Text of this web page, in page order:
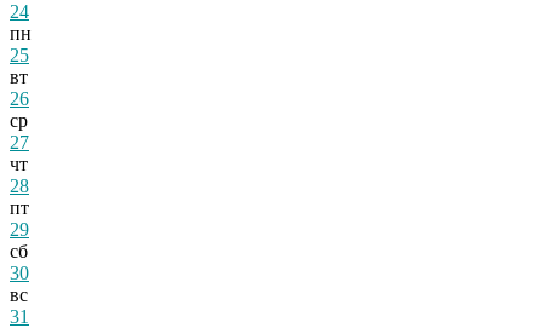
24
пн
25
вт
26
ср
27
чт
28
пт
29
сб
30
вс
31